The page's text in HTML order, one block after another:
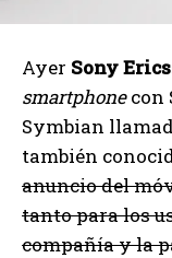
Ayer Sony
smartphonecon
Symbian
también
anuncio del
tanto para los
compañía y la